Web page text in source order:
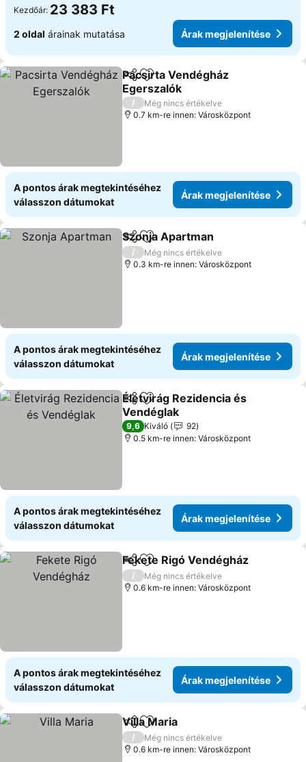
Kezdőár: 23 383 Ft
2 oldal árainak mutatása Árak megjelenítése
Megosztás
Hozzáadás a kedvencekhez
Pacsirta Vendégház
Egerszalók
/
Még nincs értékelve
0.7 km-re innen: Városközpont
A pontos árak megtekintéséhez
válasszon dátumokat
Árak megjelenítése
Megosztás
Hozzáadás a kedvencekhez
Szonja Apartman
/
Még nincs értékelve
0.3 km-re innen: Városközpont
A pontos árak megtekintéséhez
válasszon dátumokat
Árak megjelenítése
Megosztás
Hozzáadás a kedvencekhez
Életvirág Rezidencia és
Vendéglak
9,6 Kiváló
92
0.5 km-re innen: Városközpont
A pontos árak megtekintéséhez
válasszon dátumokat
Árak megjelenítése
Megosztás
Hozzáadás a kedvencekhez
Fekete Rigó Vendégház
/
Még nincs értékelve
0.6 km-re innen: Városközpont
A pontos árak megtekintéséhez
válasszon dátumokat
Árak megjelenítése
Megosztás
Hozzáadás a kedvencekhez
Villa Maria
/
Még nincs értékelve
0.6 km-re innen: Városközpont